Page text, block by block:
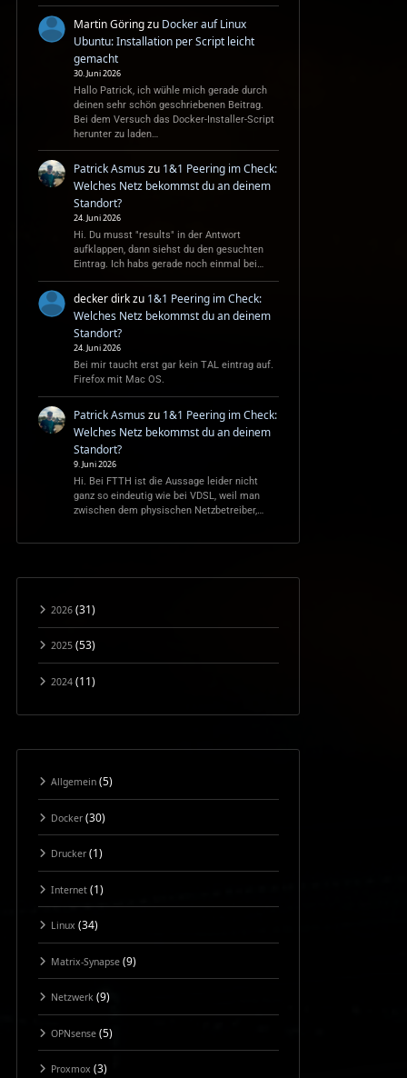
Martin Göringzu Docker auf Linux
Ubuntu: Installation per Script leicht
gemacht
30. Juni 2026
Hallo Patrick, ich wühle mich gerade durch
deinen sehr schön geschriebenen Beitrag.
Bei dem Versuch das Docker-Installer-Script
herunter zu laden…
Patrick Asmuszu 1&1 Peering im Check:
Welches Netz bekommst du an deinem
Standort?
24. Juni 2026
Hi. Du musst "results" in der Antwort
aufklappen, dann siehst du den gesuchten
Eintrag. Ich habs gerade noch einmal bei…
decker dirkzu 1&1 Peering im Check:
Welches Netz bekommst du an deinem
Standort?
24. Juni 2026
Bei mir taucht erst gar kein TAL eintrag auf.
Firefox mit Mac OS.
Patrick Asmuszu 1&1 Peering im Check:
Welches Netz bekommst du an deinem
Standort?
9. Juni 2026
Hi. Bei FTTH ist die Aussage leider nicht
ganz so eindeutig wie bei VDSL, weil man
zwischen dem physischen Netzbetreiber,…
2026(31)
2025(53)
2024(11)
Allgemein(5)
Docker(30)
Drucker(1)
Internet(1)
Linux (34)
Matrix-Synapse(9)
Netzwerk(9)
OPNsense(5)
Proxmox (3)